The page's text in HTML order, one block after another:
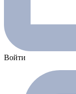
Войти